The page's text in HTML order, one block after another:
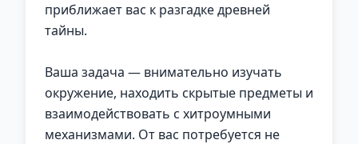
приближает вас к разгадке древней
тайны.
Ваша задача — внимательно изучать
окружение, находить скрытые предметы и
взаимодействовать с хитроумными
механизмами. От вас потребуется не